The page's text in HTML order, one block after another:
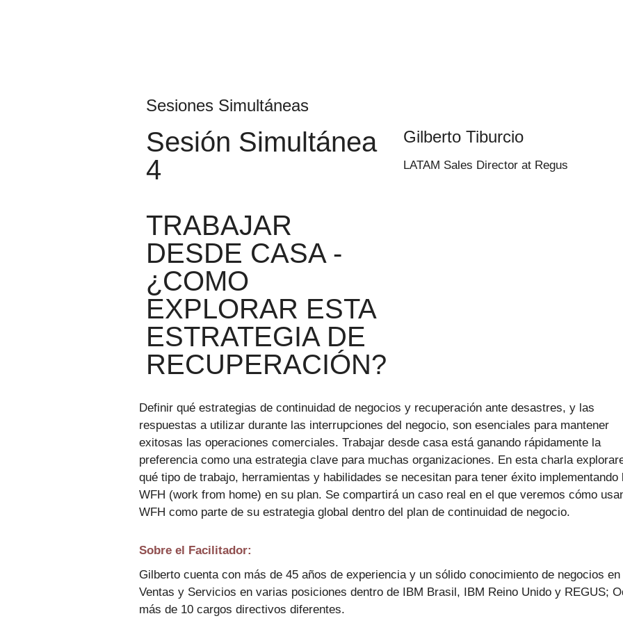
Sesiones Simultáneas
Sesión Simultánea
4
TRABAJAR
DESDE CASA -
¿COMO
EXPLORAR ESTA
ESTRATEGIA DE
RECUPERACIÓN?
Gilberto Tiburcio
LATAM Sales Director at Regus
Definir qué estrategias de continuidad de negocios y recuperación ante desastres, y las
respuestas a utilizar durante las interrupciones del negocio, son esenciales para mantener
exitosas las operaciones comerciales. Trabajar desde casa está ganando rápidamente la
preferencia como una estrategia clave para muchas organizaciones. En esta charla
qué tipo de trabajo, herramientas y habilidades se necesitan para tener éxito implementando
WFH (work from home) en su plan. Se compartirá un caso real en el que veremos cómo
WFH como parte de su estrategia global dentro del plan de continuidad de negocio.
Sobre el Facilitador:
Gilberto cuenta con más de 45 años de experiencia y un sólido conocimiento de negocios en
Ventas y Servicios en varias posiciones dentro de IBM Brasil, IBM Reino Unido y REGUS;
más de 10 cargos directivos diferentes.